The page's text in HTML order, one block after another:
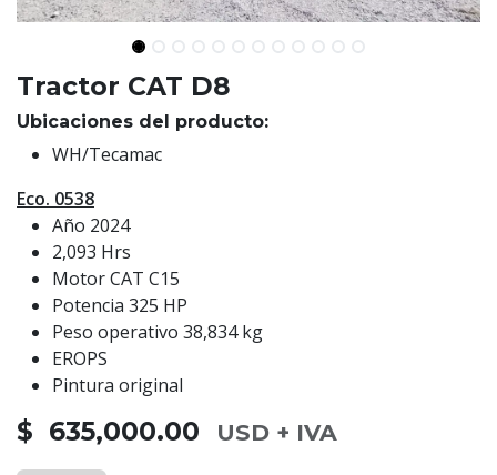
Tractor CAT D8
Ubicaciones del producto:
WH/Tecamac
Eco. 0538
Año 2024
2,093 Hrs
Motor CAT C15
Potencia 325 HP
Peso operativo 38,834 kg
EROPS
Pintura original
$ 635,000.00 USD + IVA